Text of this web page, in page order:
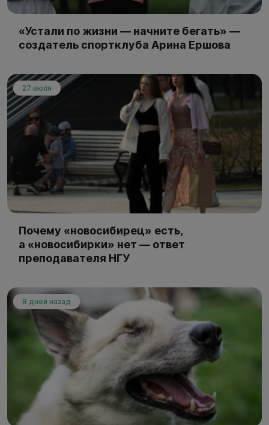
«Устали по жизни — начните бегать» —
создатель спортклуба Арина Ершова
27 июля
Почему «новосибирец» есть,
а «новосибирки» нет — ответ
преподавателя НГУ
8 дней назад